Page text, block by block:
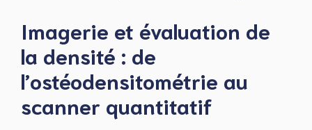
Imagerie et évaluation de
la densité : de
l’ostéodensitométrie au
scanner quantitatif